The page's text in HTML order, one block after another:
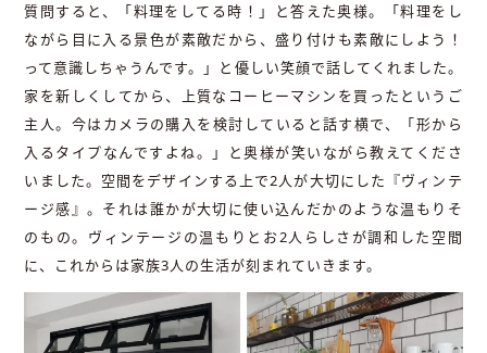
質問すると、「料理をしてる時！」と答えた奥様。「料理をし
ながら目に入る景色が素敵だから、盛り付けも素敵にしよう！
って意識しちゃうんです。」と優しい笑顔で話してくれました。
家を新しくしてから、上質なコーヒーマシンを買ったというご
主人。今はカメラの購入を検討していると話す横で、「形から
入るタイプなんですよね。」と奥様が笑いながら教えてくださ
いました。空間をデザインする上で2人が大切にした『ヴィンテ
ージ感』。それは誰かが大切に使い込んだかのような温もりそ
のもの。ヴィンテージの温もりとお2人らしさが調和した空間
に、これからは家族3人の生活が刻まれていきます。